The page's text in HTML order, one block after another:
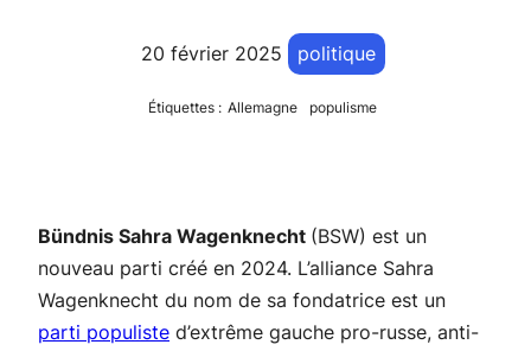
20 février 2025 politique
Étiquettes : Allemagne populisme
Bündnis Sahra Wagenknecht (BSW) est un
nouveau parti créé en 2024. L’alliance Sahra
Wagenknecht du nom de sa fondatrice est un
parti populiste d’extrême gauche pro-russe, anti-